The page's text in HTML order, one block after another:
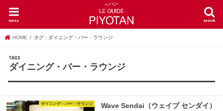
search
menu
HOME タグ : ダイニング・バー・ラウンジ
ダイニング・バー・ラウンジ
ダイニング・バー・ラウンジ
Wave Sendai（ウェイブ センダイ）